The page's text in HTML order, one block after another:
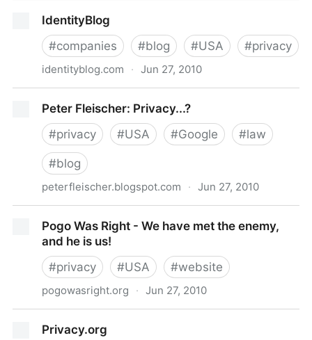
IdentityBlog
#companies #blog #USA #privacy
identityblog.com · Jun 27, 2010
Peter Fleischer: Privacy...?
#privacy #USA #Google #law
#blog
peterfleischer.blogspot.com · Jun 27, 2010
Pogo Was Right - We have met the enemy,
and he is us!
#privacy #USA #website
pogowasright.org · Jun 27, 2010
Privacy.org